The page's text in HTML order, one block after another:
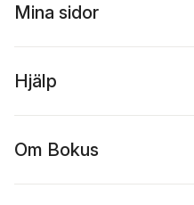
Mina sidor
Hjälp
Om Bokus